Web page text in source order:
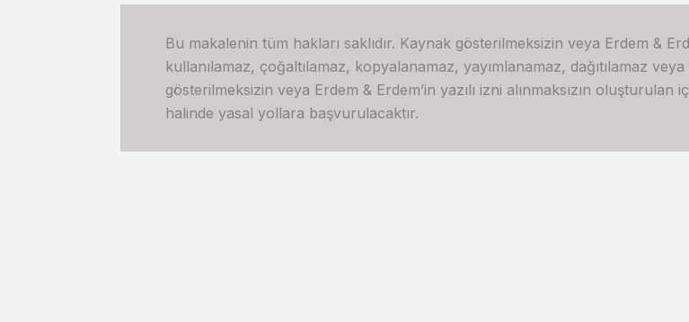
Bu makalenin tüm hakları saklıdır. Kaynak gösterilmeksizin veya Erdem &
kullanılamaz, çoğaltılamaz, kopyalanamaz, yayımlanamaz, dağıtılamaz
gösterilmeksizin veya Erdem & Erdem’in yazılı izni alınmaksızın
halinde yasal yollara başvurulacaktır.